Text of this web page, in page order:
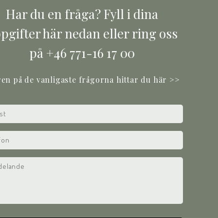
Har du en fråga? Fyll i dina
här nedan eller ring oss
på +46 771-16 17 00
på de vanligaste frågorna hittar du här >>